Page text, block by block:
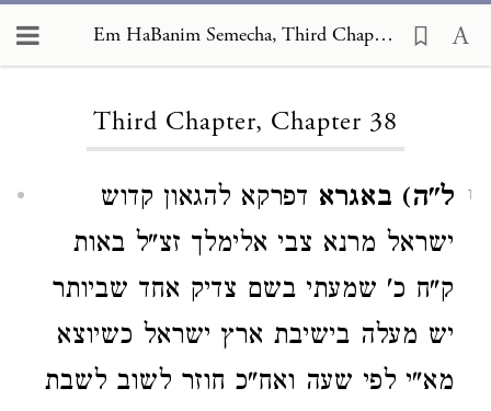
Em HaBanim Semecha, Third Chapter 38
Third Chapter, Chapter 38
1 ל"ה) באגרא דפרקא להגאון קדוש
ישראל מרנא צבי אלימלך זצ"ל באות
ק"ח כ' שמעתי בשם צדיק אחד שביותר
יש מעלה בישיבת ארץ ישראל כשיוצא
מא"י לפי שעה ואח"כ חוזר לשוב לשבת